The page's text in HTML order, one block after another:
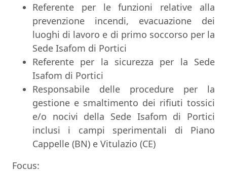
Referente per le funzioni relative alla
prevenzione incendi, evacuazione dei
luoghi di lavoro e di primo soccorso per la
Sede Isafom di Portici
Referente per la sicurezza per la Sede
Isafom di Portici
Responsabile delle procedure per la
gestione e smaltimento dei rifiuti tossici
e/o nocivi della Sede Isafom di Portici
inclusi i campi sperimentali di Piano
Cappelle (BN) e Vitulazio (CE)
Focus: